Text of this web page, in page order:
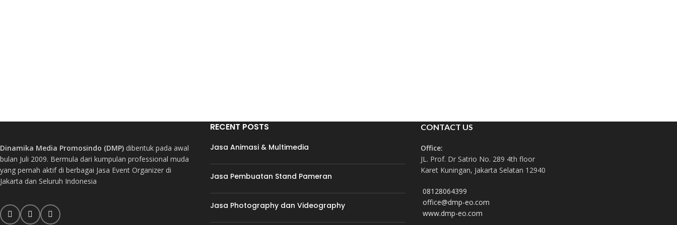
Dinamika Media Promosindo (DMP) dibentuk pada awal
bulan Juli 2009. Bermula dari kumpulan professional muda
yang pernah aktif di berbagai Jasa Event Organizer di
Jakarta dan Seluruh Indonesia
RECENT POSTS
Jasa Animasi & Multimedia
Jasa Pembuatan Stand Pameran
Jasa Photography dan Videography
CONTACT US
Office:
JL. Prof. Dr Satrio No. 289 4th floor
Karet Kuningan, Jakarta Selatan 12940
08128064399
office@dmp-eo.com
www.dmp-eo.com